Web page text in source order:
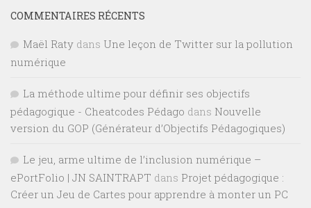
COMMENTAIRES RÉCENTS
Maël Raty dans Une leçon de Twitter sur la pollution
numérique
La méthode ultime pour définir ses objectifs
pédagogique - Cheatcodes Pédago dans Nouvelle
version du GOP (Générateur d’Objectifs Pédagogiques)
Le jeu, arme ultime de l’inclusion numérique –
ePortFolio | JN SAINTRAPT dans Projet pédagogique :
Créer un Jeu de Cartes pour apprendre à monter un PC